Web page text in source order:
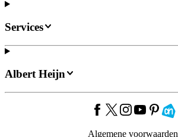
Services
Albert Heijn
Algemene voorwaarden